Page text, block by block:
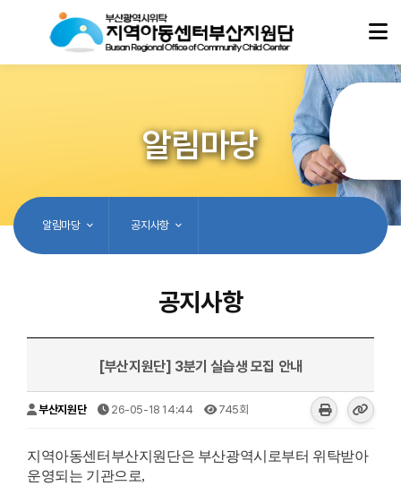
알림마당
알림마당 공지사항
공지사항
[부산지원단] 3분기 실습생 모집 안내
부산지원단 26-05-18 14:44 745회
지역아동센터부산지원단은 부산광역시로부터 위탁받아
운영되는 기관으로,